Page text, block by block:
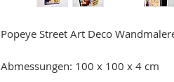
Popeye Street Art Deco
Abmessungen: 100 x 100 x 4 cm